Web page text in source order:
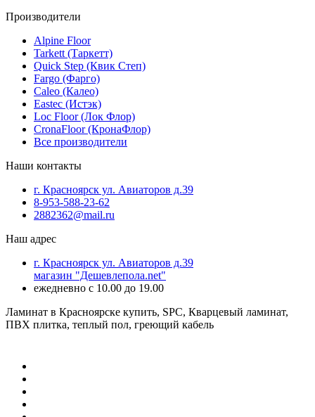
Производители
Alpine Floor
Tarkett (Таркетт)
Quick Step (Квик Степ)
Fargo (Фарго)
Caleo (Калео)
Eastec (Истэк)
Loc Floor (Лок Флор)
CronaFloor (КронаФлор)
Все производители
Наши контакты
г. Красноярск ул. Авиаторов д.39
8-953-588-23-62
2882362@mail.ru
Наш адрес
г. Красноярск ул. Авиаторов д.39
магазин "Дешевлепола.net"
ежедневно с 10.00 до 19.00
Ламинат в Красноярске купить, SPC, Кварцевый ламинат,
ПВХ плитка, теплый пол, греющий кабель